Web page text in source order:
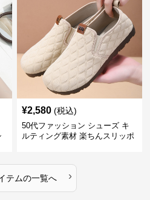
¥2,580 (税込)
50代ファッション シューズ キ
ルティング素材 楽ちんスリッポ
テムの一覧へ ›